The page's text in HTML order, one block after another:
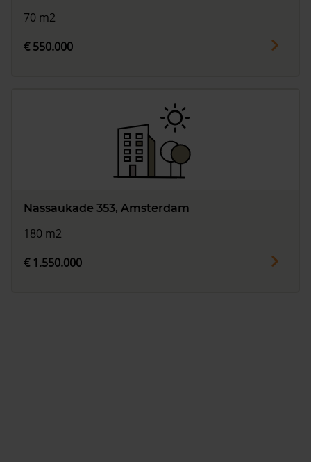
70 m2
€ 550.000
Nassaukade 353, Amsterdam
180 m2
€ 1.550.000